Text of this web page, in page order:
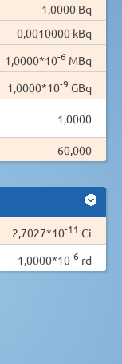
1,0000 Bq
0,0010000 kBq
1,0000*10-6 MBq
1,0000*10-9 GBq
1,0000
60,000
2,7027*10-11 Ci
1,0000*10-6 rd